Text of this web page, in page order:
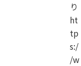
り
ht
tp
s:/
/w